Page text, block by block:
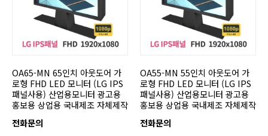
OA65-MN 65인치 아웃도어 가
로형 FHD LED 모니터 (LG IPS
패널사용) 산업용모니터 광고용
홍보용 상업용 국내제조 자체제작
전화문의
OA55-MN 55인치 아웃도어 가
로형 FHD LED 모니터 (LG IPS
패널사용) 산업용모니터 광고용
홍보용 상업용 국내제조 자체제작
전화문의